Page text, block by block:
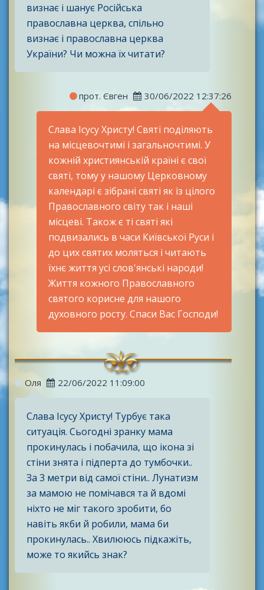
визнає і шанує Російська
православна церква, спільно
визнає і православна церква
України? Чи можна їх читати?
прот. Євген 30/06/2022 12:37:26
Слава Ісусу Христу! Святі поділяють
на місцевочтимі і загальночтимі. У
кожній християнській країні є свої
святі, тому у нашому Церковному
календарі є зібрані святі як із цілого
Православного світу так і наші
місцеві. Також є ті святі які
подвизались в часи Київської Руси і
до цих святих моляться і читають
їхнє життя усі слов'янські народи!
Життя кожного Православного
святого корисне для нашого
духовного росту. Спаси Вас Господи!
Оля 22/06/2022 11:09:00
Слава Ісусу Христу! Турбує така
ситуація. Сьогодні зранку мама
прокинулась і побачила, що ікона зі
стіни знята і підперта до тумбочки..
За 3 метри від самої стіни.. Лунатизм
за мамою не помічався та й вдомі
ніхто не міг такого зробити, бо
навіть якби й робили, мама би
прокинулась.. Хвилююсь підкажіть,
може то якийсь знак?